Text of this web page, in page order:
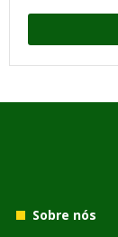
Sobre nós